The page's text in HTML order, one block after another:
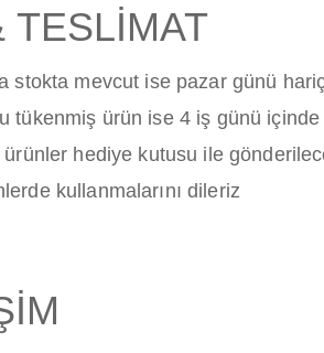
TESLİMAT
stokta mevcut ise pazar günü
tükenmiş ürün ise 4 iş günü içinde
hediye kutusu ile
kullanmalarını dileriz